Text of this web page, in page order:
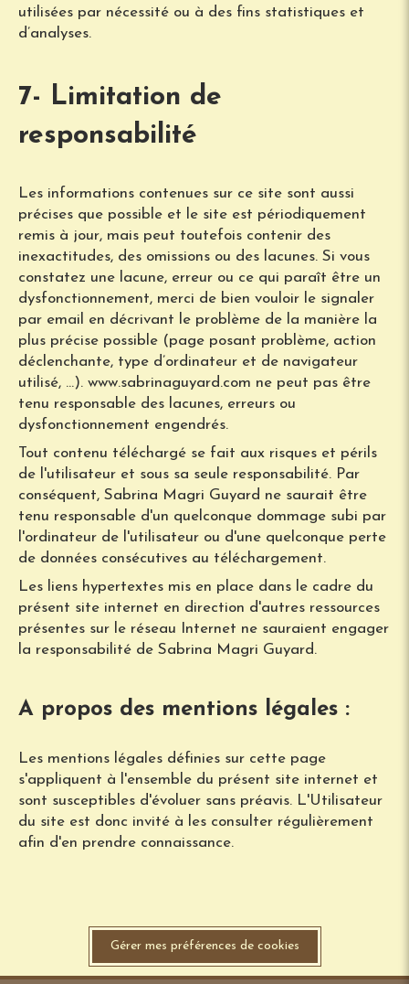
utilisées par nécessité ou à des fins statistiques et
d’analyses.
7- Limitation de
responsabilité
Les informations contenues sur ce site sont aussi
précises que possible et le site est périodiquement
remis à jour, mais peut toutefois contenir des
inexactitudes, des omissions ou des lacunes. Si vous
constatez une lacune, erreur ou ce qui paraît être un
dysfonctionnement, merci de bien vouloir le signaler
par email en décrivant le problème de la manière la
plus précise possible (page posant problème, action
déclenchante, type d’ordinateur et de navigateur
utilisé, …). www.sabrinaguyard.com ne peut pas être
tenu responsable des lacunes, erreurs ou
dysfonctionnement engendrés.
Tout contenu téléchargé se fait aux risques et périls
de l'utilisateur et sous sa seule responsabilité. Par
conséquent, Sabrina Magri Guyard ne saurait être
tenu responsable d'un quelconque dommage subi par
l'ordinateur de l'utilisateur ou d'une quelconque perte
de données consécutives au téléchargement.
Les liens hypertextes mis en place dans le cadre du
présent site internet en direction d'autres ressources
présentes sur le réseau Internet ne sauraient engager
la responsabilité de Sabrina Magri Guyard.
A propos des mentions légales :
Les mentions légales définies sur cette page
s'appliquent à l'ensemble du présent site internet et
sont susceptibles d'évoluer sans préavis. L'Utilisateur
du site est donc invité à les consulter régulièrement
afin d'en prendre connaissance.
Gérer mes préférences de cookies